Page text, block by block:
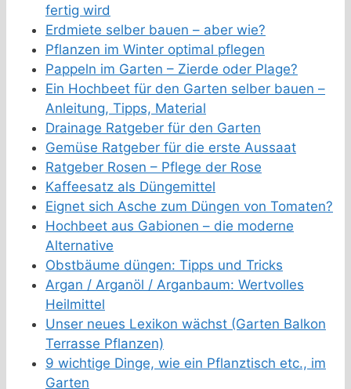
fertig wird
Erdmiete selber bauen – aber wie?
Pflanzen im Winter optimal pflegen
Pappeln im Garten – Zierde oder Plage?
Ein Hochbeet für den Garten selber bauen –
Anleitung, Tipps, Material
Drainage Ratgeber für den Garten
Gemüse Ratgeber für die erste Aussaat
Ratgeber Rosen – Pflege der Rose
Kaffeesatz als Düngemittel
Eignet sich Asche zum Düngen von Tomaten?
Hochbeet aus Gabionen – die moderne
Alternative
Obstbäume düngen: Tipps und Tricks
Argan / Arganöl / Arganbaum: Wertvolles
Heilmittel
Unser neues Lexikon wächst (Garten Balkon
Terrasse Pflanzen)
9 wichtige Dinge, wie ein Pflanztisch etc., im
Garten